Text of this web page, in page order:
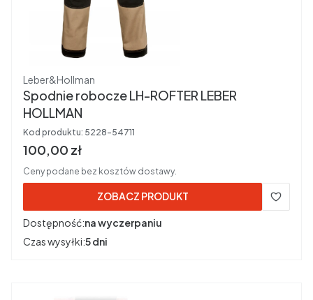
Producent
Leber&Hollman
Spodnie robocze LH-ROFTER LEBER
HOLLMAN
Kod produktu: 5228-54711
Cena brutto
100,00 zł
Ceny podane bez kosztów dostawy.
ZOBACZ PRODUKT
Dostępność:na wyczerpaniu
Czas wysyłki:5 dni